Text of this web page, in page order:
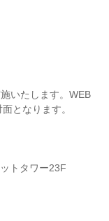
いたします。WEB
となります。
トタワー23F